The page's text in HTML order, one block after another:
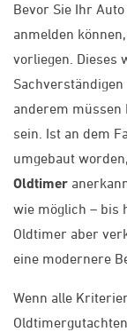
Bevor Sie Ihr
anmelden
vorliegen. Dieses
anderem müssen
sein. Ist an dem
umgebaut
Oldtimer
wie möglich – bis
Oldtimer aber
eine modernere
Wenn alle